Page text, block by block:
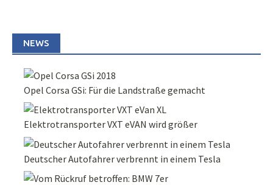
NEWS
Opel Corsa GSi: Für die Landstraße gemacht
Elektrotransporter VXT eVAN wird größer
Deutscher Autofahrer verbrennt in einem Tesla